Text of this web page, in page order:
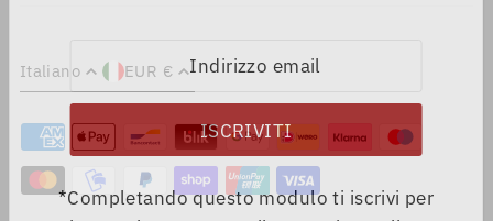
Italiano EUR €
*Completando questo modulo ti iscrivi per